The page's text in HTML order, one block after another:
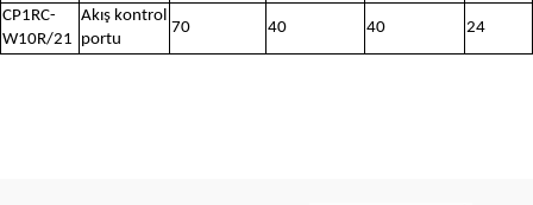
CP1RC-
W10R/21
Akış kontrol
portu
70 40 40 24